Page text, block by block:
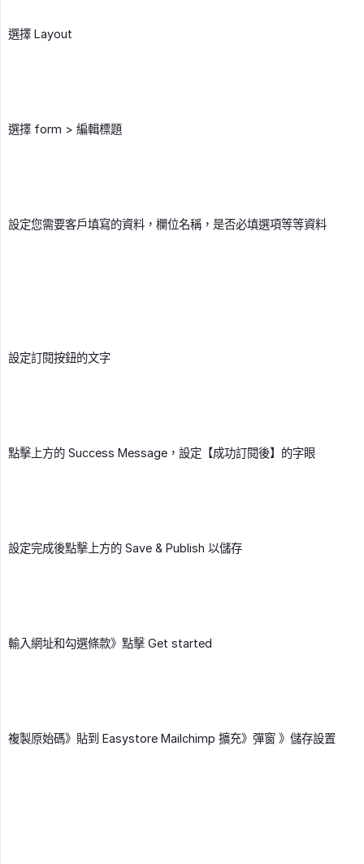
選擇 Layout
選擇 form > 編輯標題
設定您需要客戶填寫的資料，欄位名稱，是否必填選項等等資料
設定訂閱按鈕的文字
點擊上方的 Success Message，設定【成功訂閱後】的字眼
設定完成後點擊上方的 Save & Publish 以儲存
輸入網址和勾選條款》點擊 Get started
複製原始碼》貼到 Easystore Mailchimp 擴充》彈窗 》儲存設置